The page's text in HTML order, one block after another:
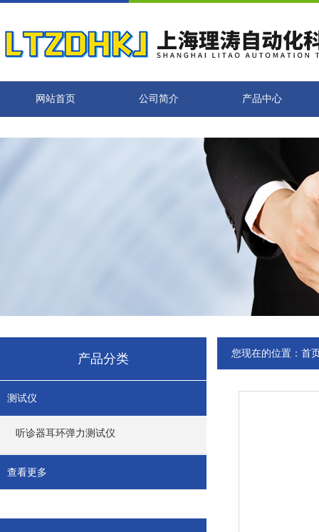
网站首页 公司简介 产品中心
产品分类
测试仪
听诊器耳环弹力测试仪
查看更多
您现在的位置： 首